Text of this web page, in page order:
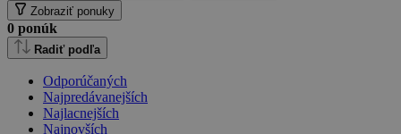
Zobraziť ponuky
0 ponúk
Radiť podľa
Odporúčaných
Najpredávanejších
Najlacnejších
Najnovších